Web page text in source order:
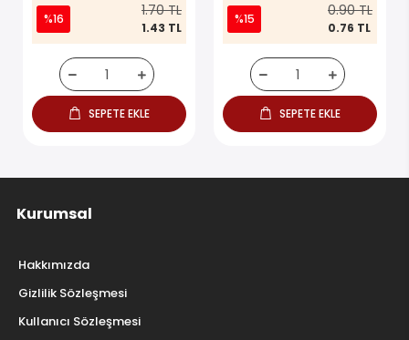
%16 1.70 TL
1.43 TL
SEPETE EKLE
%15 0.90 TL
0.76 TL
SEPETE EKLE
Kurumsal
Hakkımızda
Gizlilik Sözleşmesi
Kullanıcı Sözleşmesi